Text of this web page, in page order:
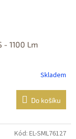
- 1100 Lm
Skladem
Do košíku
Kód: EL-SML76127